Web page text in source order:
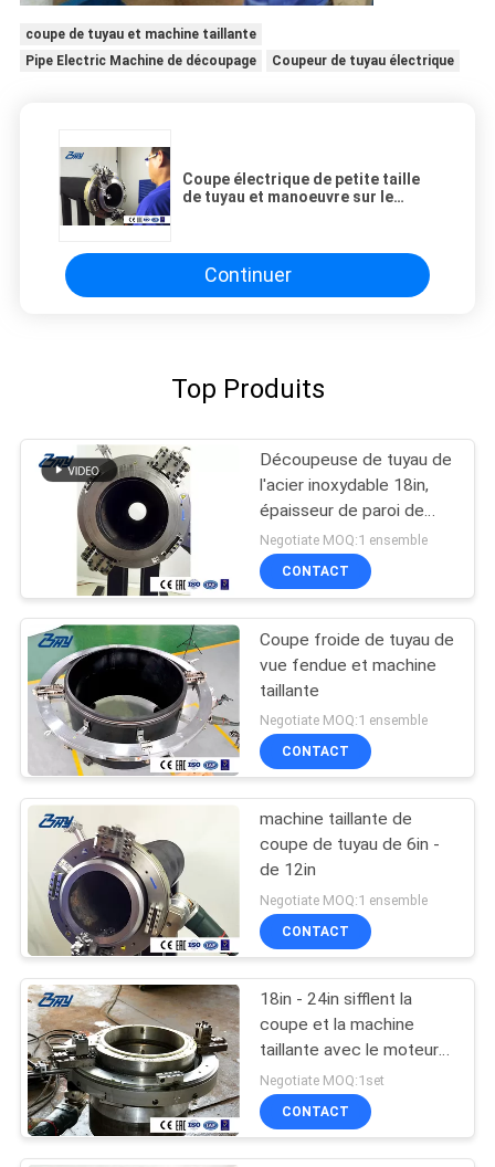
coupe de tuyau et machine taillante
Pipe Electric Machine de découpage
Coupeur de tuyau électrique
Coupe électrique de petite taille
de tuyau et manoeuvre sur le
Continuer
Top Produits
Découpeuse de tuyau de
l'acier inoxydable 18in,
épaisseur de paroi de
30mm, coupe et tailler
Negotiate MOQ:1 ensemble
CONTACT
Coupe froide de tuyau de
vue fendue et machine
taillante
Negotiate MOQ:1 ensemble
CONTACT
machine taillante de
coupe de tuyau de 6in -
de 12in
Negotiate MOQ:1 ensemble
CONTACT
18in - 24in sifflent la
coupe et la machine
taillante avec le moteur
électrique
Negotiate MOQ:1set
CONTACT